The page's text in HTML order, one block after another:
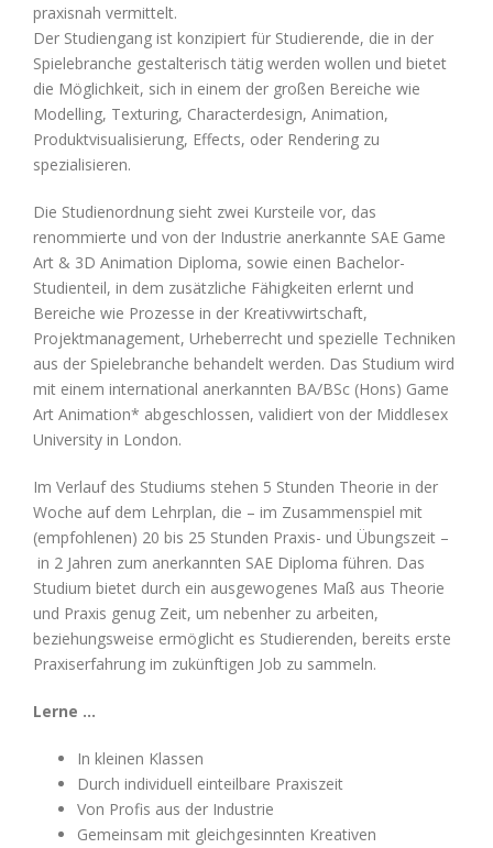
praxisnah vermittelt.
Der Studiengang ist konzipiert für Studierende, die in der
Spielebranche gestalterisch tätig werden wollen und bietet
die Möglichkeit, sich in einem der großen Bereiche wie
Modelling, Texturing, Characterdesign, Animation,
Produktvisualisierung, Effects, oder Rendering zu
spezialisieren.
Die Studienordnung sieht zwei Kursteile vor, das
renommierte und von der Industrie anerkannte SAE Game
Art & 3D Animation Diploma, sowie einen Bachelor-
Studienteil, in dem zusätzliche Fähigkeiten erlernt und
Bereiche wie Prozesse in der Kreativwirtschaft,
Projektmanagement, Urheberrecht und spezielle Techniken
aus der Spielebranche behandelt werden. Das Studium wird
mit einem international anerkannten BA/BSc (Hons) Game
Art Animation* abgeschlossen, validiert von der Middlesex
University in London.
Im Verlauf des Studiums stehen 5 Stunden Theorie in der
Woche auf dem Lehrplan, die – im Zusammenspiel mit
(empfohlenen) 20 bis 25 Stunden Praxis- und Übungszeit –
in 2 Jahren zum anerkannten SAE Diploma führen. Das
Studium bietet durch ein ausgewogenes Maß aus Theorie
und Praxis genug Zeit, um nebenher zu arbeiten,
beziehungsweise ermöglicht es Studierenden, bereits erste
Praxiserfahrung im zukünftigen Job zu sammeln.
Lerne …
In kleinen Klassen
Durch individuell einteilbare Praxiszeit
Von Profis aus der Industrie
Gemeinsam mit gleichgesinnten Kreativen